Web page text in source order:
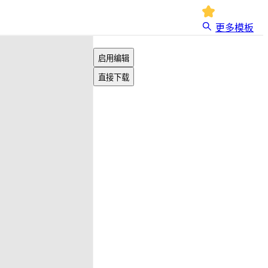
更多模板
启用编辑
直接下载